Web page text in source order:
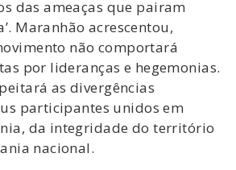
das ameaças que pairam
Maranhão acrescentou,
não comportará
por lideranças e hegemonias.
as divergências
participantes unidos em
da integridade do território
nacional.